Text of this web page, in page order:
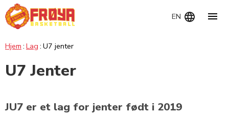
EN
Hjem Lag U7 jenter
U7 Jenter
JU7 er et lag for jenter født i 2019